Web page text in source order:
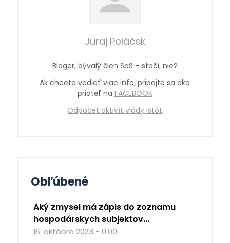
Juraj Poláček
Bloger, bývalý člen SaS – stačí, nie?
Ak chcete vedieť viac info, pripojte sa ako
priateľ na FACEBOOK
Odpočet aktivít vlády istôt
Obľúbené
Aký zmysel má zápis do zoznamu
hospodárskych subjektov...
16. októbra 2023 - 0:00